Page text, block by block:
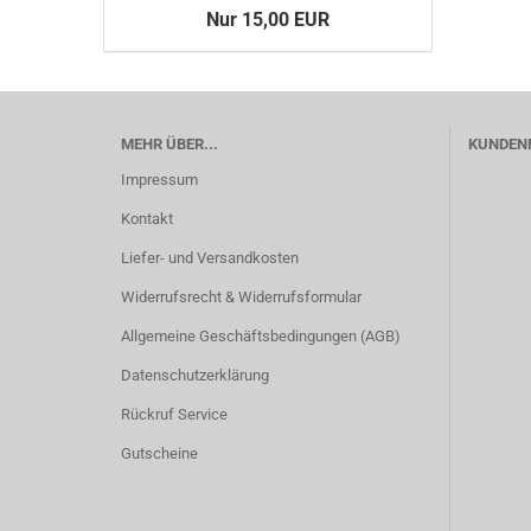
Nur 15,00 EUR
MEHR ÜBER...
Impressum
Kontakt
Liefer- und Versandkosten
Widerrufsrecht & Widerrufsformular
Allgemeine Geschäftsbedingungen (AGB)
Datenschutzerklärung
Rückruf Service
Gutscheine